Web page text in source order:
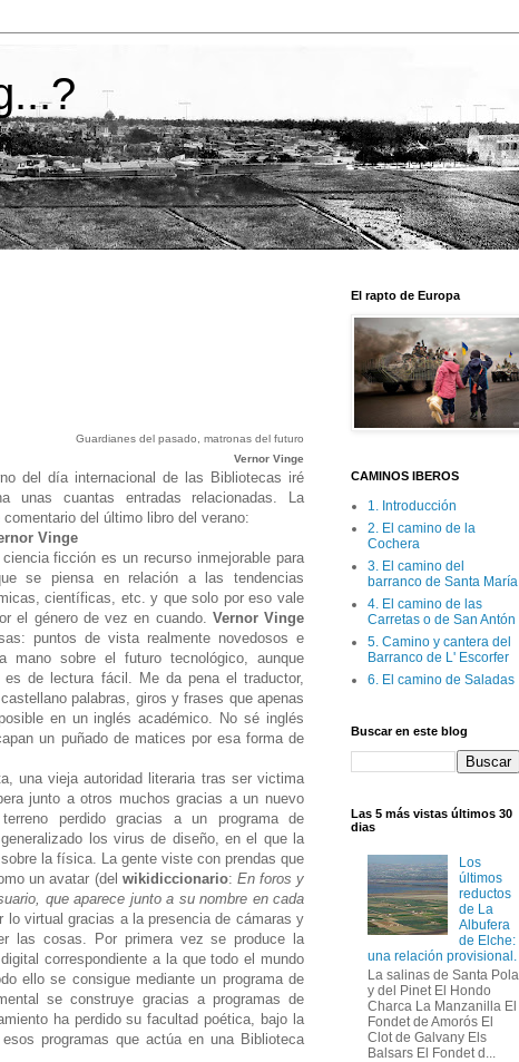
Guardianes del pasado, matronas del futuro
Vernor Vinge
del día internacional de las Bibliotecas iré
unas cuantas entradas relacionadas. La
del último libro del verano:
Vinge
ficción es un recurso inmejorable para
se piensa en relación a las tendencias
científicas, etc. y que solo por eso vale
el género de vez en cuando. Vernor Vinge
puntos de vista realmente novedosos e
mano sobre el futuro tecnológico, aunque
es de lectura fácil. Me da pena el traductor,
palabras, giros y frases que apenas
en un inglés académico. No sé inglés
un puñado de matices por esa forma de
una vieja autoridad literaria tras ser victima
junto a otros muchos gracias a un nuevo
perdido gracias a un programa de
los virus de diseño, en el que la
la física. La gente viste con prendas que
un avatar (del wikidiccionario: En foros y
que aparece junto a su nombre en cada
virtual gracias a la presencia de cámaras y
las cosas. Por primera vez se produce la
correspondiente a la que todo el mundo
ello se consigue mediante un programa de
se construye gracias a programas de
ha perdido su facultad poética, bajo la
programas que actúa en una Biblioteca
El rapto de Europa
CAMINOS IBEROS
1. Introducción
2. El camino de la
Cochera
3. El camino del
barranco de Santa María
4. El camino de las
Carretas o de San Antón
5. Camino y cantera del
Barranco de L' Escorfer
6. El camino de Saladas
Buscar en este blog
Las 5 más vistas últimos 30
dias
Los
últimos
reductos
de La
Albufera
de Elche:
una relación provisional.
La salinas de Santa Pola
y del Pinet El Hondo
Charca La Manzanilla El
Fondet de Amorós El
Clot de Galvany Els
Balsars El Fondet d...